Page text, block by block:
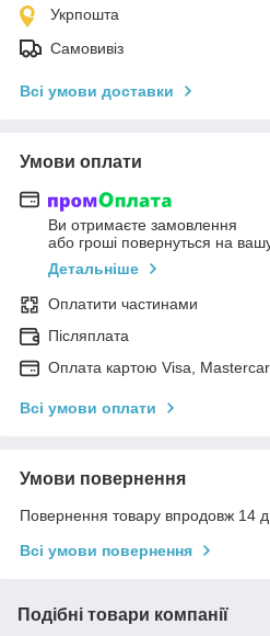
Укрпошта
Самовивіз
Всі умови доставки
Умови оплати
Ви отримаєте замовлення
або гроші повернуться на
Детальніше
Оплатити частинами
Післяплата
Оплата картою Visa,
Всі умови оплати
Умови повернення
Повернення товару впродовж 14
Всі умови повернення
Подібні товари компанії